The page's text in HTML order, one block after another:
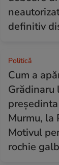
definitiv
Politică
Cum a
Grădinaru
Murmu, la
Motivul
rochie